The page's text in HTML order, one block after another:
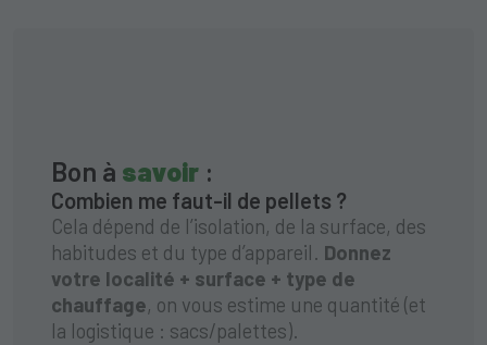
Bon à savoir :
Combien me faut-il de pellets ?
Cela dépend de l’isolation, de la surface, des
habitudes et du type d’appareil. Donnez
votre localité + surface + type de
chauffage, on vous estime une quantité (et
la logistique : sacs/palettes).